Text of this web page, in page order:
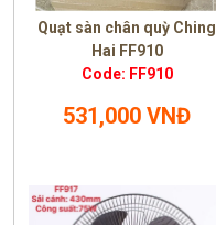
Quạt sàn chân quỳ Ching
Hai FF910
Code: FF910
531,000 VNĐ